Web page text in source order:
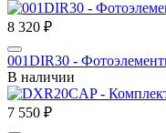
8 320 ₽
001DIR30 -
В наличии
7 550 ₽